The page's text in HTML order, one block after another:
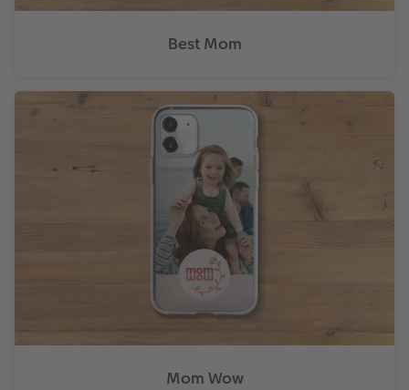
Best Mom
Mom Wow